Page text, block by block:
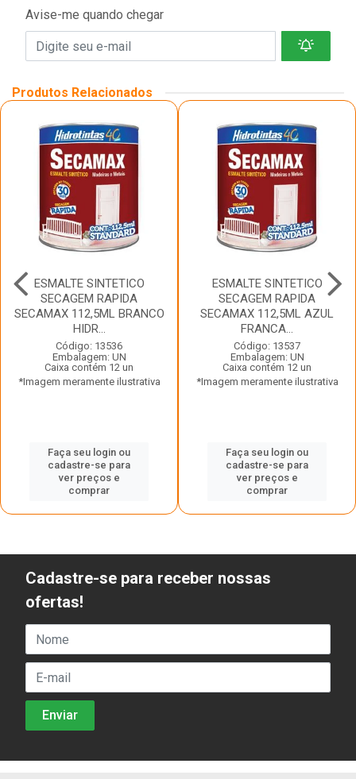
Avise-me quando chegar
Produtos Relacionados
ESMALTE SINTETICO
SECAGEM RAPIDA
SECAMAX 112,5ML BRANCO
HIDR...
Código: 13536
Embalagem: UN
Caixa contém 12 un
*Imagem meramente ilustrativa
Faça seu login ou
cadastre-se para
ver preços e
comprar
ESMALTE SINTETICO
SECAGEM RAPIDA
SECAMAX 112,5ML AZUL
FRANCA...
Código: 13537
Embalagem: UN
Caixa contém 12 un
*Imagem meramente ilustrativa
Faça seu login ou
cadastre-se para
ver preços e
comprar
Cadastre-se para receber nossas
ofertas!